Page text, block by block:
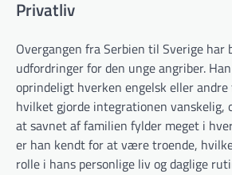
Privatliv
Overgangen fra Serbien til Sverige har
udfordringer for den unge angriber.
oprindeligt hverken engelsk eller andre
hvilket gjorde integrationen vanskelig,
at savnet af familien fylder meget i
er han kendt for at være troende,
rolle i hans personlige liv og daglige